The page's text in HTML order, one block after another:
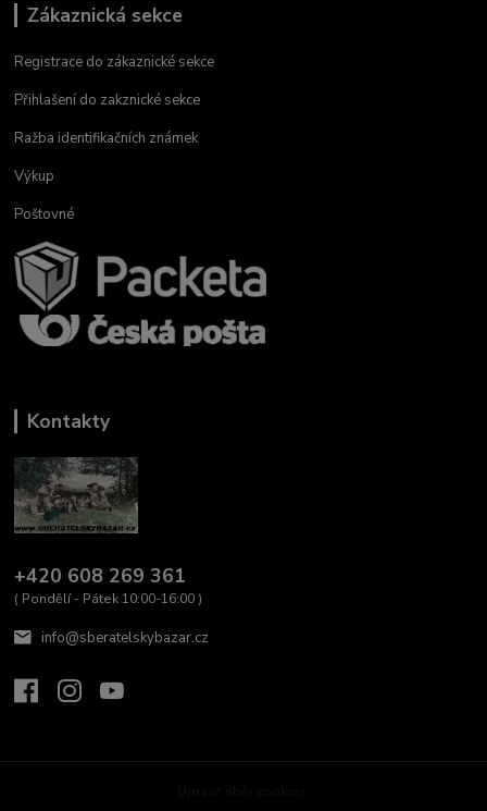
Zákaznická sekce
Registrace do zákaznické sekce
Přihlašení do zakznické sekce
Ražba identifikačních známek
Výkup
Poštovné
Kontakty
+420 608 269 361
( Pondělí - Pátek 10:00-16:00 )
info@sberatelskybazar.cz